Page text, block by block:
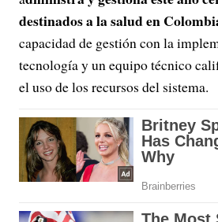
destinados a la salud en
capacidad de gestión con la
tecnología y un equipo técnico
el uso de los recursos del sistema.